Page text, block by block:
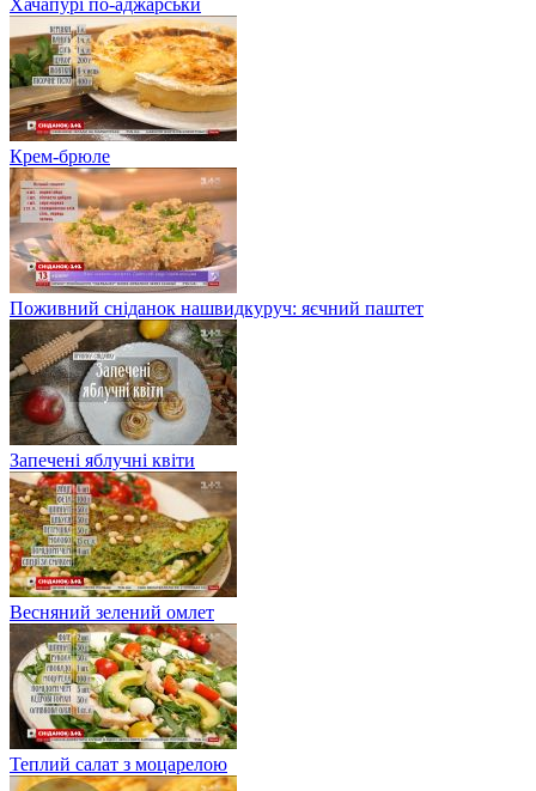
Крем-брюле
Поживний сніданок нашвидкуруч: яєчний паштет
Запечені яблучні квіти
Весняний зелений омлет
Теплий салат з моцарелою